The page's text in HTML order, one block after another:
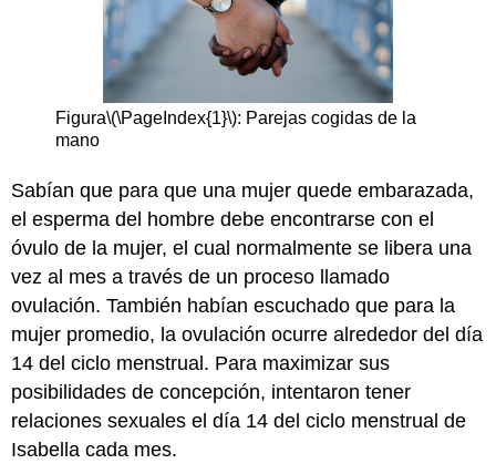
Figura\(\PageIndex{1}\): Parejas cogidas de la
mano
Sabían que para que una mujer quede embarazada,
el esperma del hombre debe encontrarse con el
óvulo de la mujer, el cual normalmente se libera una
vez al mes a través de un proceso llamado
ovulación. También habían escuchado que para la
mujer promedio, la ovulación ocurre alrededor del día
14 del ciclo menstrual. Para maximizar sus
posibilidades de concepción, intentaron tener
relaciones sexuales el día 14 del ciclo menstrual de
Isabella cada mes.